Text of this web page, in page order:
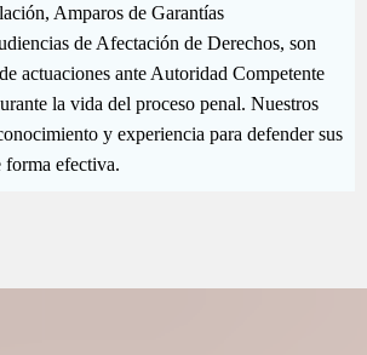
Amparos de Garantías
de Afectación de Derechos, son
actuaciones ante Autoridad Competente
la vida del proceso penal. Nuestros
y experiencia para defender sus
forma efectiva.